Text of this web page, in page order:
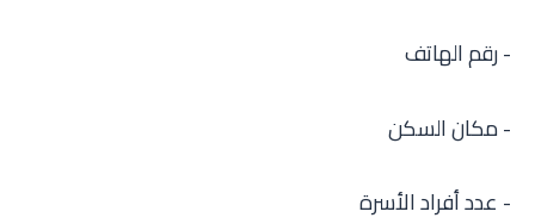
- رقم الهاتف
- مكان السكن
- عدد أفراد الأسرة